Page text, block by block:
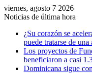
viernes, agosto 7 2026
Noticias de última hora
¿Su corazón se
puede tratarse de una
Los proyectos de
beneficiaron a casi
Dominicana sigue